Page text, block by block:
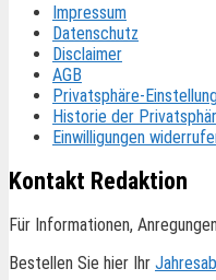
Impressum
Datenschutz
Disclaimer
AGB
Privatsphäre-
Historie der
Einwilligungen
Kontakt Redaktion
Für Informationen,
Bestellen Sie hier Ihr